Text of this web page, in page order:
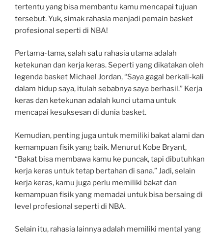
tertentu yang bisa membantu kamu mencapai tujuan
tersebut. Yuk, simak rahasia menjadi pemain basket
profesional seperti di NBA!
Pertama-tama, salah satu rahasia utama adalah
ketekunan dan kerja keras. Seperti yang dikatakan oleh
legenda basket Michael Jordan, “Saya gagal berkali-kali
dalam hidup saya, itulah sebabnya saya berhasil.” Kerja
keras dan ketekunan adalah kunci utama untuk
mencapai kesuksesan di dunia basket.
Kemudian, penting juga untuk memiliki bakat alami dan
kemampuan fisik yang baik. Menurut Kobe Bryant,
“Bakat bisa membawa kamu ke puncak, tapi dibutuhkan
kerja keras untuk tetap bertahan di sana.” Jadi, selain
kerja keras, kamu juga perlu memiliki bakat dan
kemampuan fisik yang memadai untuk bisa bersaing di
level profesional seperti di NBA.
Selain itu, rahasia lainnya adalah memiliki mental yang